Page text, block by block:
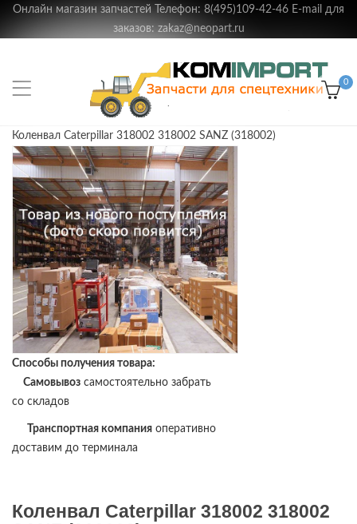
Онлайн магазин запчастей Телефон: 8(495)109-42-46 E-mail для
заказов: zakaz@neopart.ru
0
Коленвал Caterpillar 318002 318002 SANZ (318002)
Способы получения товара:
Самовывоз самостоятельно забрать
со складов
Транспортная компания оперативно
доставим до терминала
Коленвал Caterpillar 318002 318002